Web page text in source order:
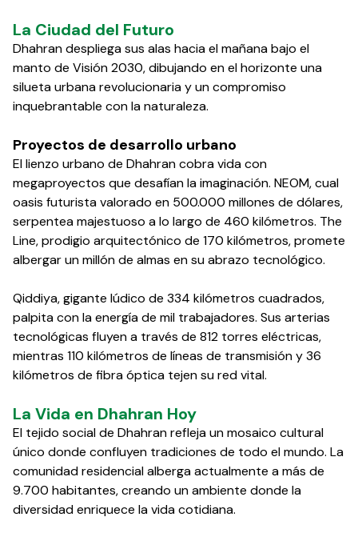
La Ciudad del Futuro
Dhahran despliega sus alas hacia el mañana bajo el
manto de Visión 2030, dibujando en el horizonte una
silueta urbana revolucionaria y un compromiso
inquebrantable con la naturaleza.
Proyectos de desarrollo urbano
El lienzo urbano de Dhahran cobra vida con
megaproyectos que desafían la imaginación. NEOM, cual
oasis futurista valorado en 500.000 millones de dólares,
serpentea majestuoso a lo largo de 460 kilómetros. The
Line, prodigio arquitectónico de 170 kilómetros, promete
albergar un millón de almas en su abrazo tecnológico.
Qiddiya, gigante lúdico de 334 kilómetros cuadrados,
palpita con la energía de mil trabajadores. Sus arterias
tecnológicas fluyen a través de 812 torres eléctricas,
mientras 110 kilómetros de líneas de transmisión y 36
kilómetros de fibra óptica tejen su red vital.
La Vida en Dhahran Hoy
El tejido social de Dhahran refleja un mosaico cultural
único donde confluyen tradiciones de todo el mundo. La
comunidad residencial alberga actualmente a más de
9.700 habitantes, creando un ambiente donde la
diversidad enriquece la vida cotidiana.